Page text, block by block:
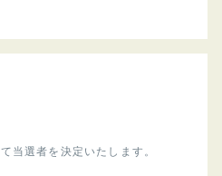
当選者を決定いたします。